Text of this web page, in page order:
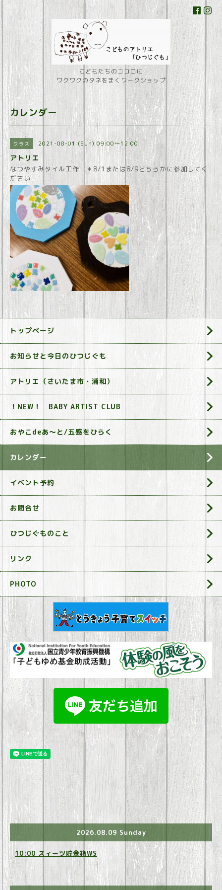
こどもたちのココロに
ワクワクのタネをまくワークショップ
カレンダー
クラス 2021-08-01 (Sun) 09:00～12:00
アトリエ
なつやすみタイル工作 ＊8/1または8/9どちらかに参加してく
ださい
トップページ
お知らせと今日のひつじぐも
アトリエ（さいたま市・浦和）
！NEW！ BABY ARTIST CLUB
おやこdeあ～と/五感をひらく
カレンダー
イベント予約
お問合せ
ひつじぐものこと
リンク
PHOTO
2026.08.09 Sunday
10:00 スィーツ貯金箱WS